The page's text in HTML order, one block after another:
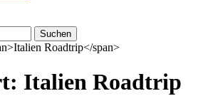
Suchen
Roadtrip</span>
Italien Roadtrip